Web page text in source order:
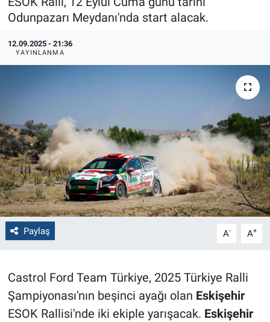
Odunpazarı Meydanı'nda start alacak.
12.09.2025 - 21:36
YAYINLANMA
Paylaş A- A+
Castrol Ford Team Türkiye, 2025 Türkiye Ralli
Şampiyonası'nın beşinci ayağı olan Eskişehir
ESOK Rallisi'nde iki ekiple yarışacak. Eskişehir
Bilecik
Gezi
Genel
Çevre
Yerel
Bilim ve Teknoloji